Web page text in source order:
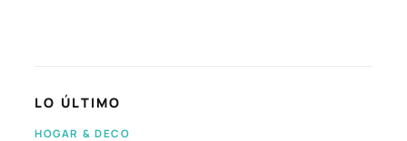
LO ÚLTIMO
HOGAR & DECO